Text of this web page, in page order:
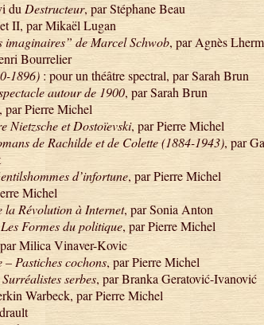
du Destructeur, par Stéphane Beau
II, par Mikaël Lugan
imaginaires” de Marcel Schwob, par Agnès
Bourrelier
1896) : pour un théâtre spectral, par Sarah Brun
autour de 1900, par Sarah Brun
, par Pierre Michel
Nietzsche et Dostoïevski, par Pierre Michel
de Rachilde et de Colette (1884-1943), par
d’infortune, par Pierre Michel
Michel
Révolution à Internet, par Sonia Anton
Les Formes du politique, par Pierre Michel
Milica Vinaver-Kovic
Pastiches cochons, par Pierre Michel
Surréalistes serbes, par Branka Geratović-Ivanović
Warbeck, par Pierre Michel